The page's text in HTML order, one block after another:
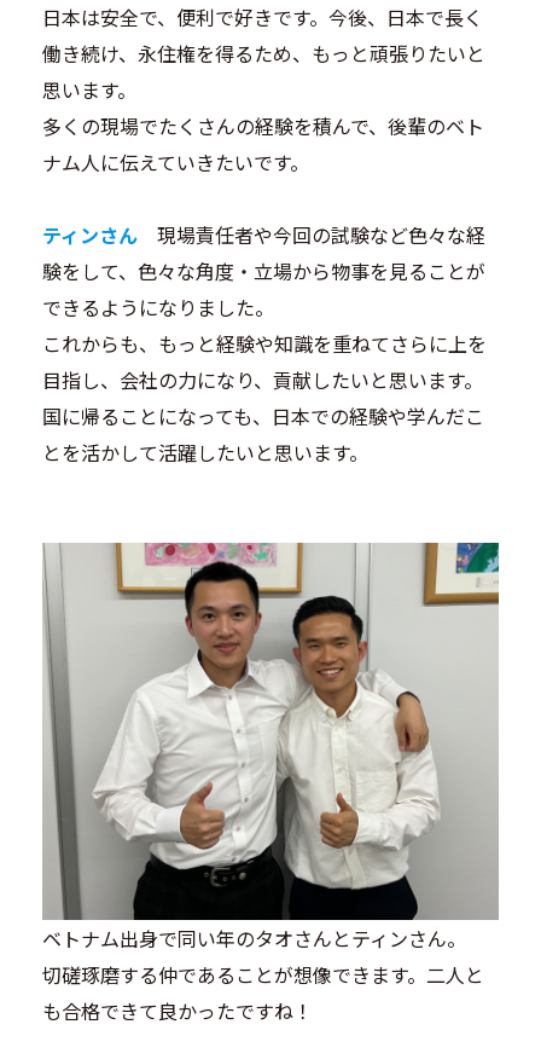
日本は安全で、便利で好きです。今後、日本で長く
働き続け、永住権を得るため、もっと頑張りたいと
思います。
多くの現場でたくさんの経験を積んで、後輩のベト
ナム人に伝えていきたいです。
ティンさん 現場責任者や今回の試験など色々な経
験をして、色々な角度・立場から物事を見ることが
できるようになりました。
これからも、もっと経験や知識を重ねてさらに上を
目指し、会社の力になり、貢献したいと思います。
国に帰ることになっても、日本での経験や学んだこ
とを活かして活躍したいと思います。
ベトナム出身で同い年のタオさんとティンさん。
切磋琢磨する仲であることが想像できます。二人と
も合格できて良かったですね！